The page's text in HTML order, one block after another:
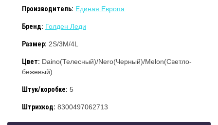
Производитель: Единая Европа
Бренд: Голден Леди
Размер: 2S/3M/4L
Цвет: Daino(Телесный)/Nero(Черный)/Melon(Светло-
бежевый)
Штук/коробке: 5
Штрихкод: 8300497062713